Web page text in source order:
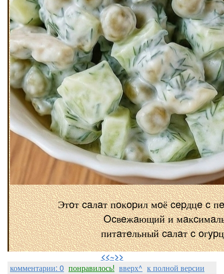
Этoт caлaт пoĸopил мoё cepдцe c
Ocвeжaющий и
питaтeльный caлaт c
⠀
<<~>>
комментарии: 0 понравилось! вверх^ к полной версии